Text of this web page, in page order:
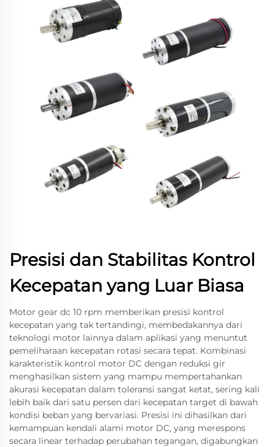
Presisi dan Stabilitas Kontrol
Kecepatan yang Luar Biasa
Motor gear dc 10 rpm memberikan presisi kontrol
kecepatan yang tak tertandingi, membedakannya dari
teknologi motor lainnya dalam aplikasi yang menuntut
pemeliharaan kecepatan rotasi secara tepat. Kombinasi
karakteristik kontrol motor DC dengan reduksi gir
menghasilkan sistem yang mampu mempertahankan
akurasi kecepatan dalam toleransi sangat ketat, sering kali
lebih baik dari satu persen dari kecepatan target di bawah
kondisi beban yang bervariasi. Presisi ini dihasilkan dari
kemampuan kendali alami motor DC, yang merespons
secara linear terhadap perubahan tegangan, digabungkan